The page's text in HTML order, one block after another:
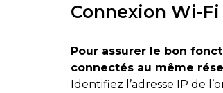
Connexion Wi-
Pour assurer le bon
connectés au même
Identifiez l’adresse IP de